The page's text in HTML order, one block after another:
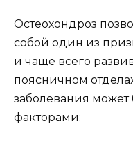
Остеохондроз
собой один из
и чаще всего
поясничном
заболевания
факторами: